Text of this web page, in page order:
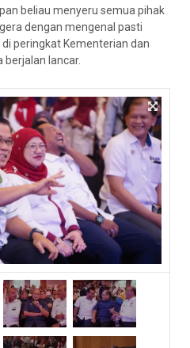
beliau menyeru semua pihak
dengan mengenal pasti
peringkat Kementerian dan
lancar.